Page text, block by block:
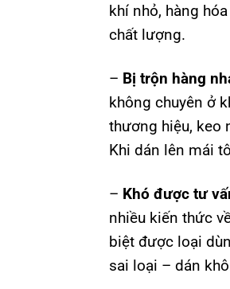
khí nhỏ, hàng
chất lượng.
– Bị trộn hàng
không chuyên ở
thương hiệu, keo
Khi dán lên mái
– Khó được tư
nhiều kiến thức
biệt được loại
sai loại – dán